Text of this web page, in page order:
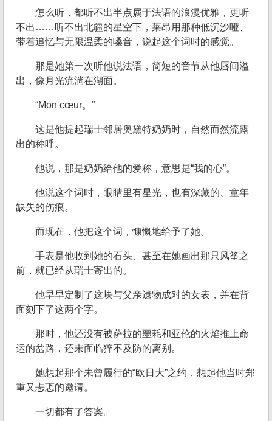
怎么听，都听不出半点属于法语的浪漫优雅，更听
不出……听不出北疆的星空下，莱昂用那种低沉沙哑、
带着追忆与无限温柔的嗓音，说起这个词时的感觉。
那是她第一次听他说法语，简短的音节从他唇间溢
出，像月光流淌在湖面。
“Mon cœur。”
这是他提起瑞士邻居奥黛特奶奶时，自然而然流露
出的称呼。
他说，那是奶奶给他的爱称，意思是“我的心”。
他说这个词时，眼睛里有星光，也有深藏的、童年
缺失的伤痕。
而现在，他把这个词，慷慨地给予了她。
手表是他收到她的石头、甚至在她画出那只风筝之
前，就已经从瑞士寄出的。
他早早定制了这块与父亲遗物成对的女表，并在背
面刻下了这两个字。
那时，他还没有被萨拉的噩耗和亚伦的火焰推上命
运的岔路，还未面临猝不及防的离别。
她想起那个未曾履行的“欧日大”之约，想起他当时郑
重又忐忑的邀请。
一切都有了答案。